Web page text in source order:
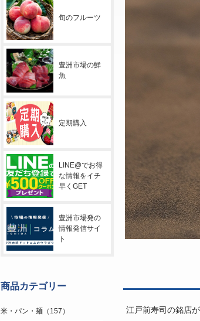
江戸前寿司の銘店
旬のフルーツ
豊洲市場の鮮
魚
定期購入
LINE@でお得
な情報をイチ
早くGET
豊洲市場発の
情報発信サイ
ト
商品カテゴリー
米・パン・麺（157）